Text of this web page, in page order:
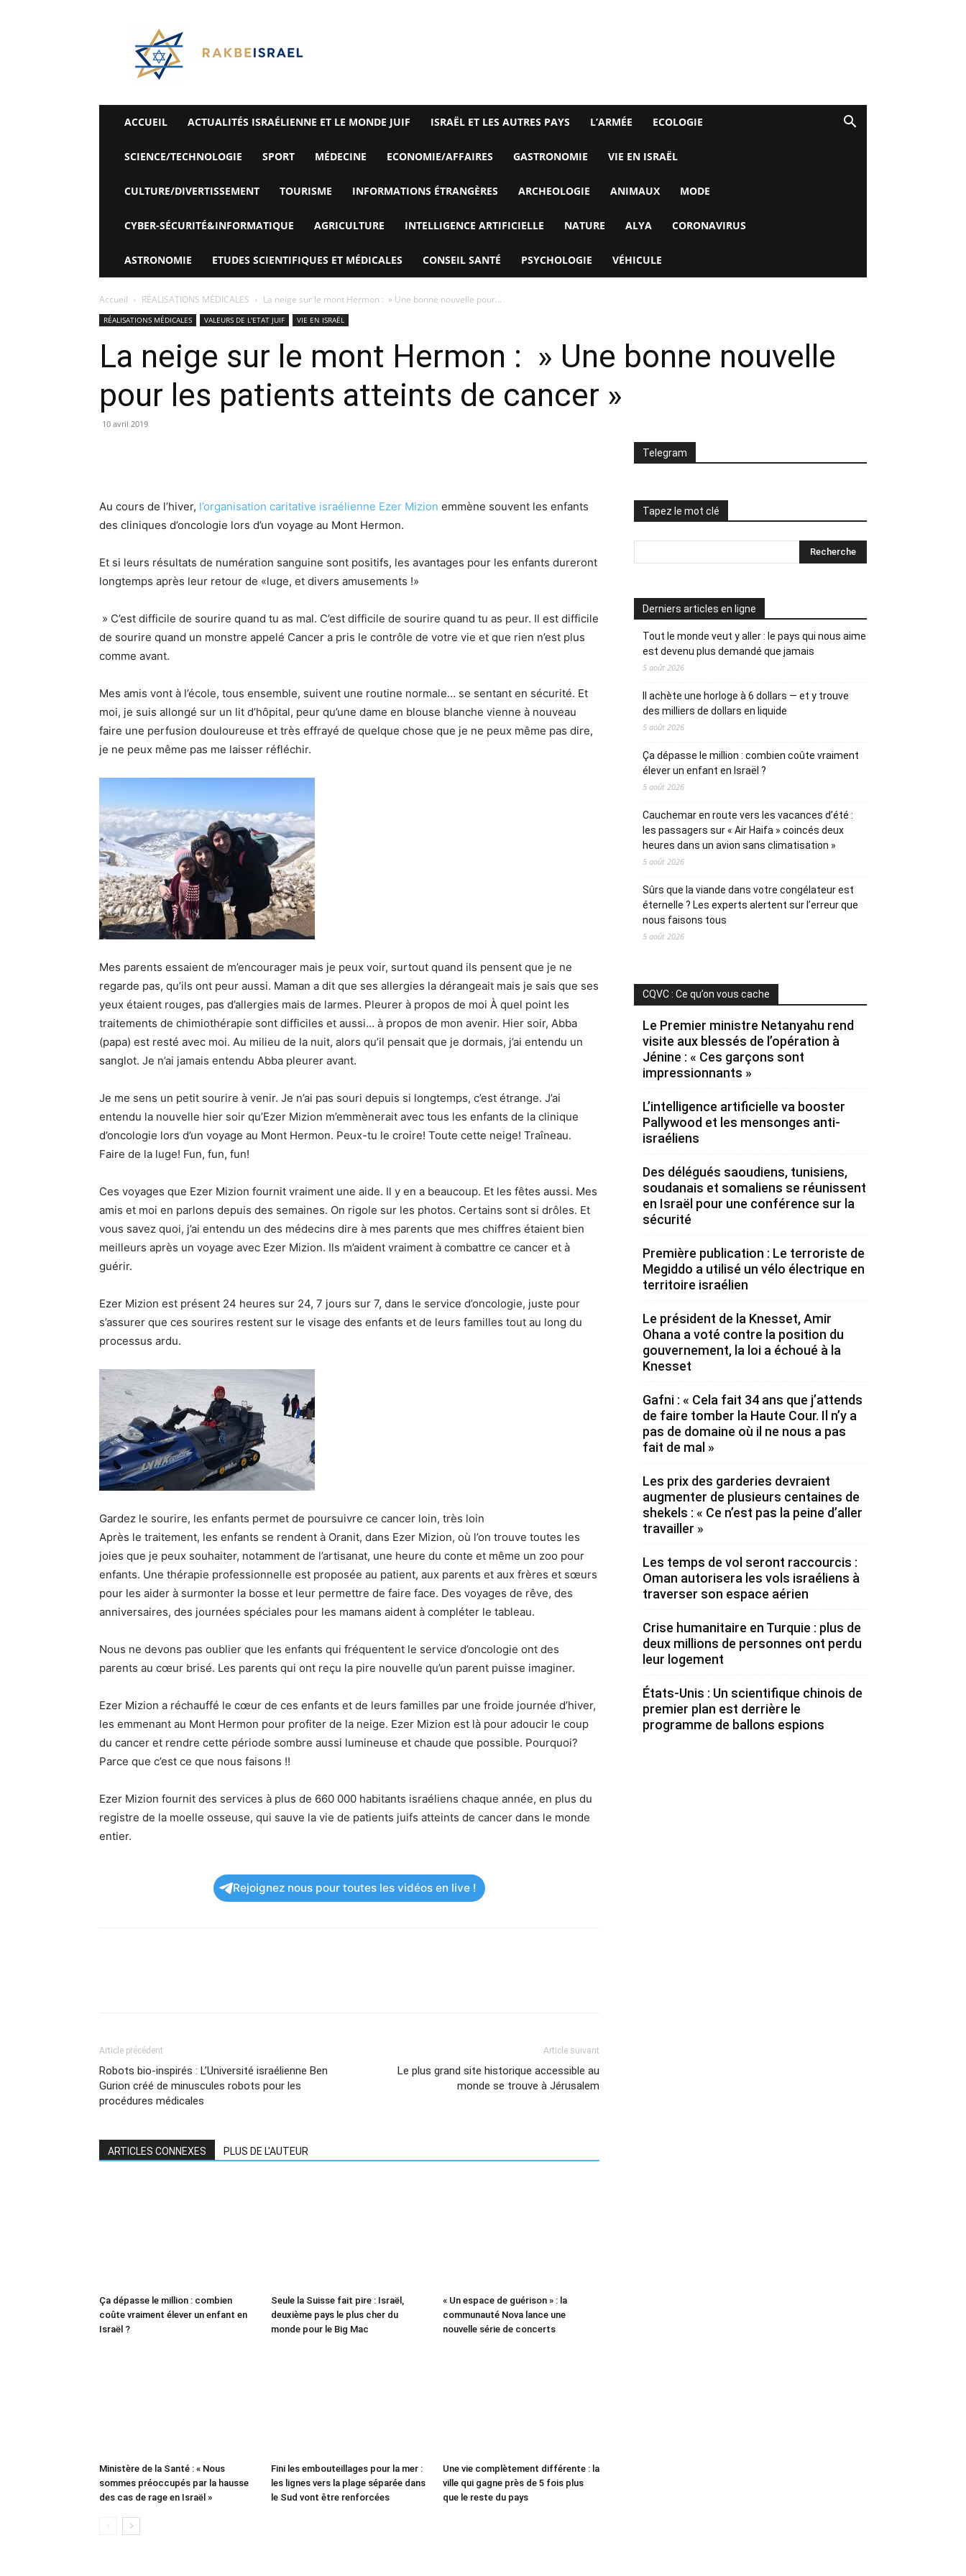
Rak
Be
Israel-
Alyaexpress-
News
ACCUEIL ACTUALITÉS ISRAÉLIENNE ET LE MONDE JUIF ISRAËL ET LES AUTRES PAYS L’ARMÉE ECOLOGIE
SCIENCE/TECHNOLOGIE SPORT MÉDECINE ECONOMIE/AFFAIRES GASTRONOMIE VIE EN ISRAËL
CULTURE/DIVERTISSEMENT TOURISME INFORMATIONS ÉTRANGÈRES ARCHEOLOGIE ANIMAUX MODE
CYBER-SÉCURITÉ&INFORMATIQUE AGRICULTURE INTELLIGENCE ARTIFICIELLE NATURE ALYA CORONAVIRUS
ASTRONOMIE ETUDES SCIENTIFIQUES ET MÉDICALES CONSEIL SANTÉ PSYCHOLOGIE VÉHICULE
Accueil RÉALISATIONS MÉDICALES La neige sur le mont Hermon : » Une bonne nouvelle pour...
RÉALISATIONS MÉDICALES VALEURS DE L'ETAT JUIF VIE EN ISRAËL
La neige sur le mont Hermon : » Une bonne nouvelle
pour les patients atteints de cancer »
10 avril 2019
Au cours de l’hiver, l’organisation caritative israélienne Ezer Mizion emmène souvent les enfants
des cliniques d’oncologie lors d’un voyage au Mont Hermon.
Et si leurs résultats de numération sanguine sont positifs, les avantages pour les enfants dureront
longtemps après leur retour de «luge, et divers amusements !»
» C’est difficile de sourire quand tu as mal. C’est difficile de sourire quand tu as peur. Il est difficile
de sourire quand un monstre appelé Cancer a pris le contrôle de votre vie et que rien n’est plus
comme avant.
Mes amis vont à l’école, tous ensemble, suivent une routine normale… se sentant en sécurité. Et
moi, je suis allongé sur un lit d’hôpital, peur qu’une dame en blouse blanche vienne à nouveau
faire une perfusion douloureuse et très effrayé de quelque chose que je ne peux même pas dire,
je ne peux même pas me laisser réfléchir.
Mes parents essaient de m’encourager mais je peux voir, surtout quand ils pensent que je ne
regarde pas, qu’ils ont peur aussi. Maman a dit que ses allergies la dérangeait mais je sais que ses
yeux étaient rouges, pas d’allergies mais de larmes. Pleurer à propos de moi À quel point les
traitements de chimiothérapie sont difficiles et aussi… à propos de mon avenir. Hier soir, Abba
(papa) est resté avec moi. Au milieu de la nuit, alors qu’il pensait que je dormais, j’ai entendu un
sanglot. Je n’ai jamais entendu Abba pleurer avant.
Je me sens un petit sourire à venir. Je n’ai pas souri depuis si longtemps, c’est étrange. J’ai
entendu la nouvelle hier soir qu’Ezer Mizion m’emmènerait avec tous les enfants de la clinique
d’oncologie lors d’un voyage au Mont Hermon. Peux-tu le croire! Toute cette neige! Traîneau.
Faire de la luge! Fun, fun, fun!
Ces voyages que Ezer Mizion fournit vraiment une aide. Il y en a beaucoup. Et les fêtes aussi. Mes
amis et moi en parlons depuis des semaines. On rigole sur les photos. Certains sont si drôles. Et
vous savez quoi, j’ai entendu un des médecins dire à mes parents que mes chiffres étaient bien
meilleurs après un voyage avec Ezer Mizion. Ils m’aident vraiment à combattre ce cancer et à
guérir.
Ezer Mizion est présent 24 heures sur 24, 7 jours sur 7, dans le service d’oncologie, juste pour
s’assurer que ces sourires restent sur le visage des enfants et de leurs familles tout au long du
processus ardu.
Gardez le sourire, les enfants permet de poursuivre ce cancer loin, très loin
Après le traitement, les enfants se rendent à Oranit, dans Ezer Mizion, où l’on trouve toutes les
joies que je peux souhaiter, notamment de l’artisanat, une heure du conte et même un zoo pour
enfants. Une thérapie professionnelle est proposée au patient, aux parents et aux frères et sœurs
pour les aider à surmonter la bosse et leur permettre de faire face. Des voyages de rêve, des
anniversaires, des journées spéciales pour les mamans aident à compléter le tableau.
Nous ne devons pas oublier que les enfants qui fréquentent le service d’oncologie ont des
parents au cœur brisé. Les parents qui ont reçu la pire nouvelle qu’un parent puisse imaginer.
Ezer Mizion a réchauffé le cœur de ces enfants et de leurs familles par une froide journée d’hiver,
les emmenant au Mont Hermon pour profiter de la neige. Ezer Mizion est là pour adoucir le coup
du cancer et rendre cette période sombre aussi lumineuse et chaude que possible. Pourquoi?
Parce que c’est ce que nous faisons !!
Ezer Mizion fournit des services à plus de 660 000 habitants israéliens chaque année, en plus du
registre de la moelle osseuse, qui sauve la vie de patients juifs atteints de cancer dans le monde
entier.
Rejoignez nous pour toutes les vidéos en live !
Article précédent
Robots bio-inspirés : L’Université israélienne Ben
Gurion créé de minuscules robots pour les
procédures médicales
Article suivant
Le plus grand site historique accessible au
monde se trouve à Jérusalem
ARTICLES CONNEXES PLUS DE L'AUTEUR
Ça dépasse le million : combien
coûte vraiment élever un enfant en
Israël ?
Seule la Suisse fait pire : Israël,
deuxième pays le plus cher du
monde pour le Big Mac
« Un espace de guérison » : la
communauté Nova lance une
nouvelle série de concerts
Ministère de la Santé : « Nous
sommes préoccupés par la hausse
des cas de rage en Israël »
Fini les embouteillages pour la mer :
les lignes vers la plage séparée dans
le Sud vont être renforcées
Une vie complètement différente : la
ville qui gagne près de 5 fois plus
que le reste du pays
Telegram
Tapez le mot clé
Derniers articles en ligne
Tout le monde veut y aller : le pays qui nous aime
est devenu plus demandé que jamais
5 août 2026
Il achète une horloge à 6 dollars — et y trouve
des milliers de dollars en liquide
5 août 2026
Ça dépasse le million : combien coûte vraiment
élever un enfant en Israël ?
5 août 2026
Cauchemar en route vers les vacances d’été :
les passagers sur « Air Haifa » coincés deux
heures dans un avion sans climatisation »
5 août 2026
Sûrs que la viande dans votre congélateur est
éternelle ? Les experts alertent sur l’erreur que
nous faisons tous
5 août 2026
CQVC : Ce qu’on vous cache
Le Premier ministre Netanyahu rend
visite aux blessés de l’opération à
Jénine : « Ces garçons sont
impressionnants »
L’intelligence artificielle va booster
Pallywood et les mensonges anti-
israéliens
Des délégués saoudiens, tunisiens,
soudanais et somaliens se réunissent
en Israël pour une conférence sur la
sécurité
Première publication : Le terroriste de
Megiddo a utilisé un vélo électrique en
territoire israélien
Le président de la Knesset, Amir
Ohana a voté contre la position du
gouvernement, la loi a échoué à la
Knesset
Gafni : « Cela fait 34 ans que j’attends
de faire tomber la Haute Cour. Il n’y a
pas de domaine où il ne nous a pas
fait de mal »
Les prix des garderies devraient
augmenter de plusieurs centaines de
shekels : « Ce n’est pas la peine d’aller
travailler »
Les temps de vol seront raccourcis :
Oman autorisera les vols israéliens à
traverser son espace aérien
Crise humanitaire en Turquie : plus de
deux millions de personnes ont perdu
leur logement
États-Unis : Un scientifique chinois de
premier plan est derrière le
programme de ballons espions